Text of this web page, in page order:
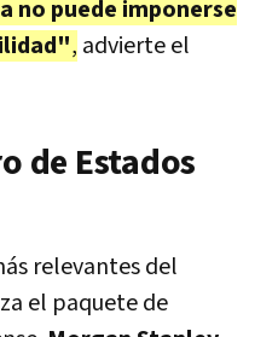
no puede imponerse
, advierte el
de Estados
relevantes del
el paquete de